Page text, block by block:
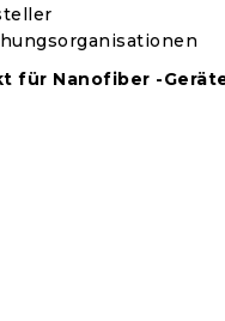
für Nanofiber -